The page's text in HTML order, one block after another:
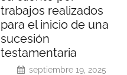
trabajos realizados
para el inicio de una
sucesión
testamentaria
septiembre 19, 2025